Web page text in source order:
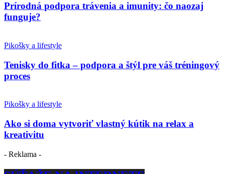
Prírodná podpora trávenia a imunity: čo naozaj
funguje?
Pikošky a lifestyle
Tenisky do fitka – podpora a štýl pre váš tréningový
proces
Pikošky a lifestyle
Ako si doma vytvoriť vlastný kútik na relax a
kreativitu
- Reklama -